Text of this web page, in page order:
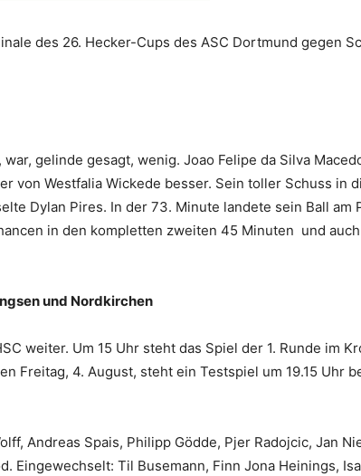
des 26. Hecker-Cups des ASC Dortmund gegen
gelinde gesagt, wenig. Joao Felipe da Silva
von Westfalia Wickede besser. Sein toller Schuss in
Dylan Pires. In der 73. Minute landete sein Ball am
in den kompletten zweiten 45 Minuten und
und Nordkirchen
weiter. Um 15 Uhr steht das Spiel der 1. Runde im
Freitag, 4. August, steht ein Testspiel um 19.15 Uhr
Andreas Spais, Philipp Gödde, Pjer Radojcic, Jan
Eingewechselt: Til Busemann, Finn Jona Heinings,